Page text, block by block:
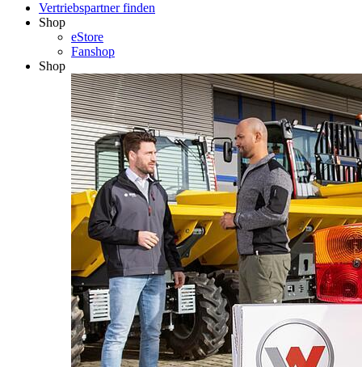
Vertriebspartner finden
Shop
eStore
Fanshop
Shop